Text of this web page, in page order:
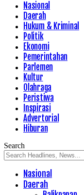
Nasional
Daerah
Hukum & Kriminal
Politik
Ekonomi
Pemerintahan
Parlemen
Kultur
Olahraga
Peristiwa
Inspirasi
Advertorial
Hiburan
Search
Nasional
Daerah